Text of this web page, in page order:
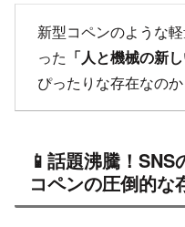
新型コペンのような
った 「人と機械の新
ぴったりな存在なのか
📱話題沸騰！
コペンの圧倒的な